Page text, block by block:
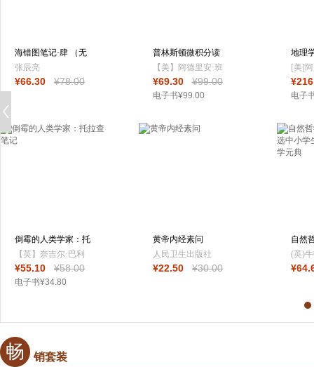
海错图笔记·肆 （无
穷小亮跨越时
张辰亮
¥66.30 ¥78.00
普林斯顿微积分读
本 修订版
【美】阿德里安·班
纳
¥69.30 ¥99.00
电子书¥99.00
地理
地理
[美]
浪
¥216
电子
倒霉的人类学家：托
拉查笔记
【英】奈吉尔·巴利
后浪
¥55.10 ¥58.00
电子书¥34.80
黄帝内经素问
人民卫生出版社
¥22.50 ¥30.00
自然
理 入
(英)
¥64
畅 销套装